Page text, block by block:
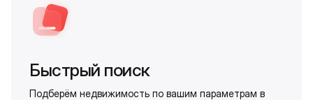
Быстрый поиск
Подберём недвижимость по вашим параметрам в